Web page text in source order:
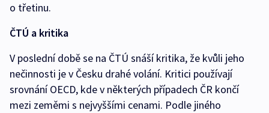
o třetinu.
ČTÚ a kritika
V poslední době se na ČTÚ snáší kritika, že kvůli jeho
nečinnosti je v Česku drahé volání. Kritici používají
srovnání OECD, kde v některých případech ČR končí
mezi zeměmi s nejvyššími cenami. Podle jiného